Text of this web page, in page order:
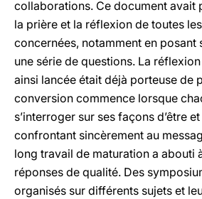
collaborations. Ce document avait
la prière et la réflexion de toutes
concernées, notamment en posant
une série de questions. La
ainsi lancée était déjà porteuse de
conversion commence lorsque
s’interroger sur ses façons d’être et
confrontant sincèrement au
long travail de maturation a abouti
réponses de qualité. Des
organisés sur différents sujets et